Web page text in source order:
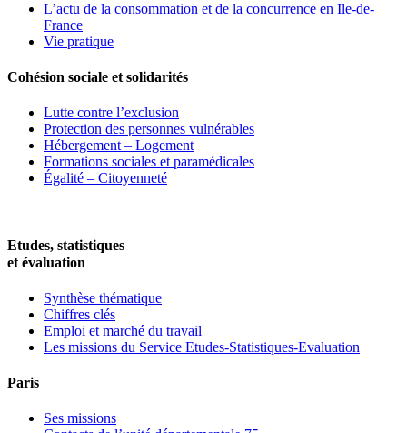
L’actu de la consommation et de la concurrence en Ile-de-
France
Vie pratique
Cohésion sociale et solidarités
Lutte contre l’exclusion
Protection des personnes vulnérables
Hébergement – Logement
Formations sociales et paramédicales
Égalité – Citoyenneté
Etudes, statistiques
et évaluation
Synthèse thématique
Chiffres clés
Emploi et marché du travail
Les missions du Service Etudes-Statistiques-Evaluation
Paris
Ses missions